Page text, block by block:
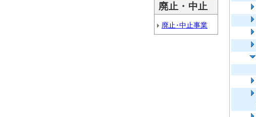
廃止・中止
廃止･中止事業